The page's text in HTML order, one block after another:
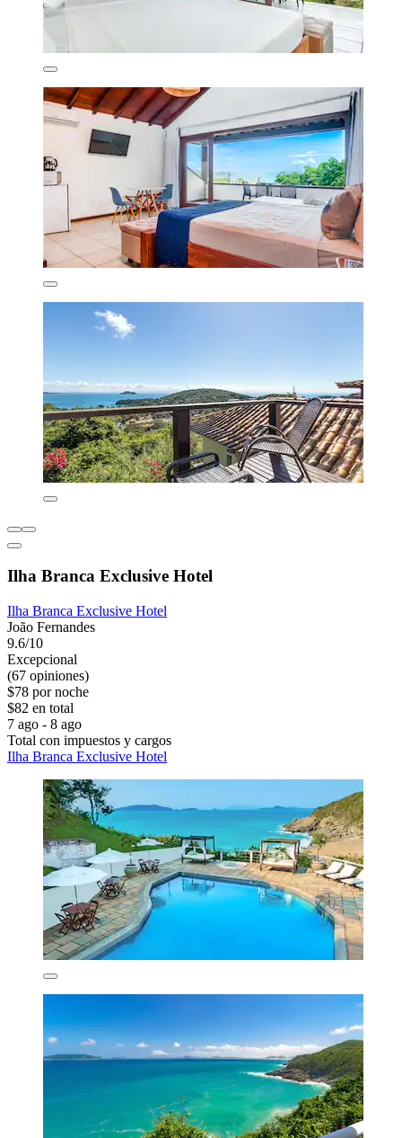
Ilha Branca Exclusive Hotel
Ilha Branca Exclusive Hotel
João Fernandes
9.6/10
Excepcional
(67 opiniones)
$78 por noche
$82 en total
7 ago - 8 ago
Total con impuestos y cargos
Ilha Branca Exclusive Hotel